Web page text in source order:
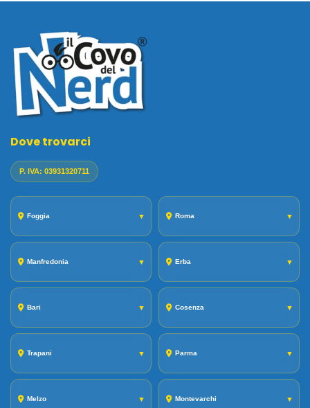
Dove trovarci
P. IVA: 03931320711
Foggia ▼ Roma ▼
Manfredonia ▼ Erba ▼
Bari ▼ Cosenza ▼
Trapani ▼ Parma ▼
Melzo ▼ Montevarchi ▼